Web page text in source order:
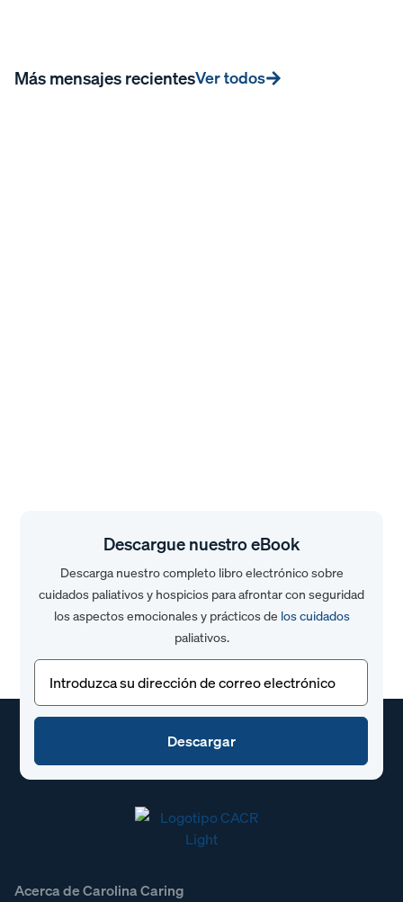
Más mensajes recientesVer todos
Descargue nuestro eBook
Descarga nuestro completo libro electrónico sobre
cuidados paliativos y hospicios para afrontar con seguridad
los aspectos emocionales y prácticos de los cuidados
paliativos.
Correo
electrónico(Obligatorio)
Acerca de Carolina Caring